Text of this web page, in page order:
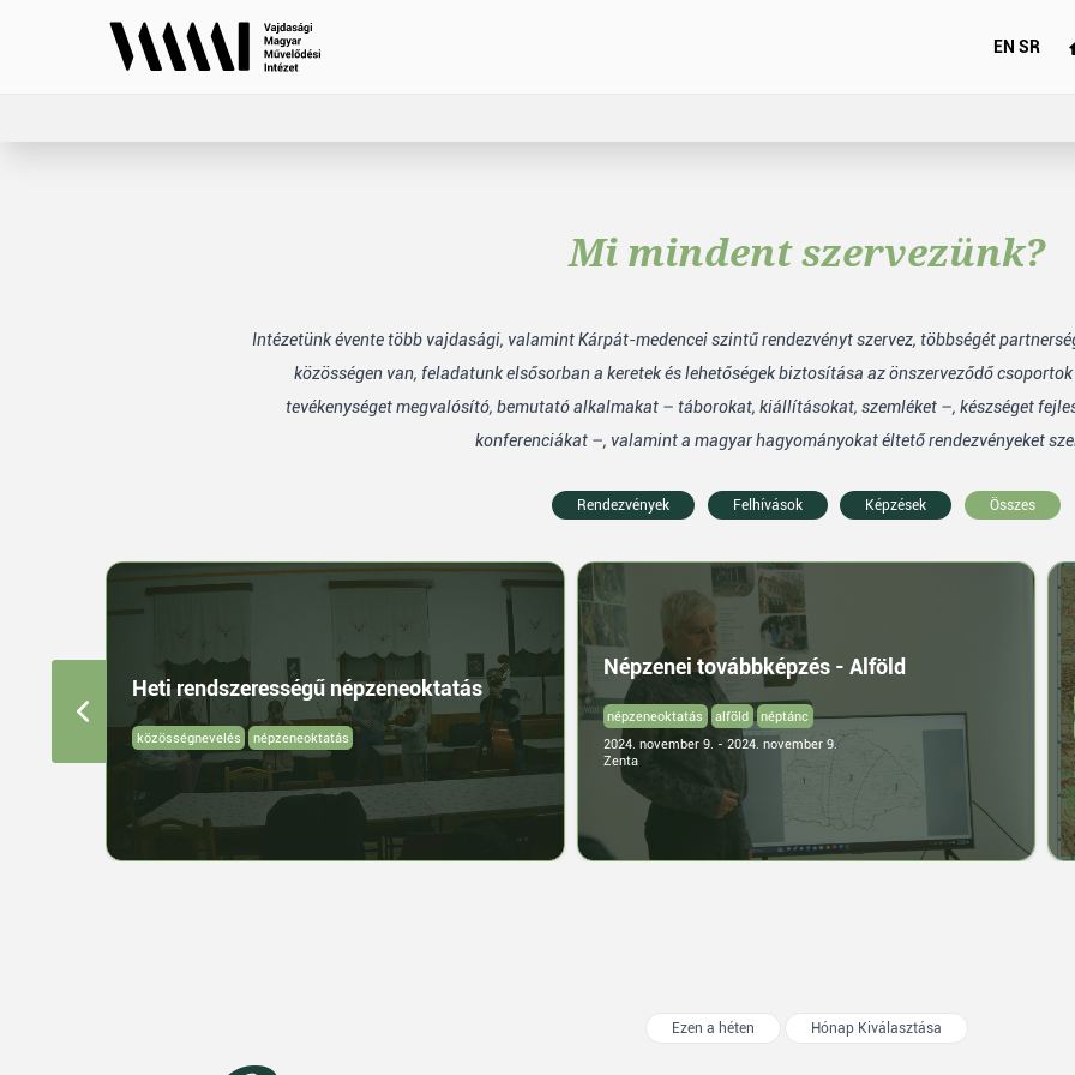
EN SR
Mi mindent szervezünk?
Intézetünk évente több vajdasági, valamint Kárpát-medencei szintű rendezvényt szervez, többségét
közösségen van, feladatunk elsősorban a keretek és lehetőségek biztosítása az önszerveződő
tevékenységet megvalósító, bemutató alkalmakat – táborokat, kiállításokat, szemléket –, készséget
konferenciákat –, valamint a magyar hagyományokat éltető rendezvényeket
Rendezvények Felhívások Képzések Összes
Heti rendszerességű népzeneoktatás
közösségnevelés népzeneoktatás
Népzenei továbbképzés - Alföld
népzeneoktatás alföld
néptánc
2024. november 9. - 2024. november 9.
Zenta
Ezen a héten